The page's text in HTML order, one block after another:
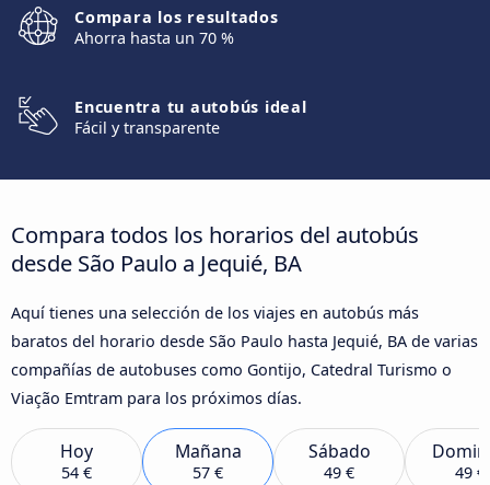
Compara los resultados
Ahorra hasta un 70 %
Encuentra tu autobús ideal
Fácil y transparente
Compara todos los horarios del autobús
desde São Paulo a Jequié, BA
Aquí tienes una selección de los viajes en autobús más
baratos del horario desde São Paulo hasta Jequié, BA de varias
compañías de autobuses como Gontijo, Catedral Turismo o
Viação Emtram para los próximos días.
Hoy
54 €
Mañana
57 €
Sábado
49 € 49 €